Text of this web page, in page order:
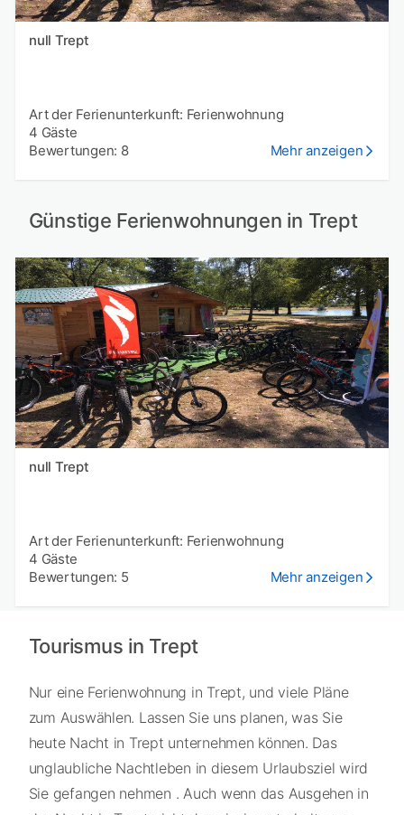
null Trept
Art der Ferienunterkunft: Ferienwohnung
4 Gäste
Bewertungen: 8
Mehr anzeigen
Günstige Ferienwohnungen in Trept
null Trept
Art der Ferienunterkunft: Ferienwohnung
4 Gäste
Bewertungen: 5
Mehr anzeigen
Tourismus in Trept
Nur eine Ferienwohnung in Trept, und viele Pläne
zum Auswählen. Lassen Sie uns planen, was Sie
heute Nacht in Trept unternehmen können. Das
unglaubliche Nachtleben in diesem Urlaubsziel wird
Sie gefangen nehmen . Auch wenn das Ausgehen in